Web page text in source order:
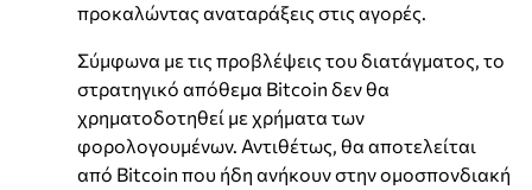
προκαλώντας αναταράξεις στις αγορές.
Σύμφωνα με τις προβλέψεις του διατάγματος, το
στρατηγικό απόθεμα Bitcoin δεν θα
χρηματοδοτηθεί με χρήματα των
φορολογουμένων. Αντιθέτως, θα αποτελείται
από Bitcoin που ήδη ανήκουν στην ομοσπονδιακή